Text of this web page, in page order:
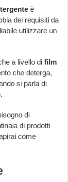
è
dei requisiti da
utilizzare un
a livello difilm
che deterga,
si parla di
di
di prodotti
come